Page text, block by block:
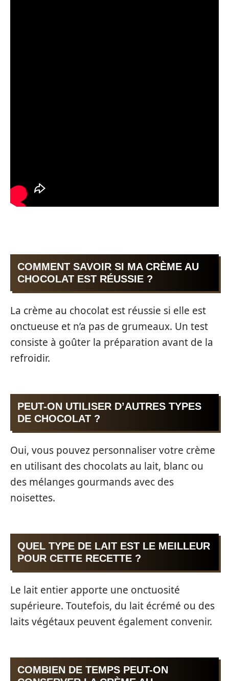
COMMENT SAVOIR SI MA CRÈME AU
CHOCOLAT EST RÉUSSIE ?
La crème au chocolat est réussie si elle est
onctueuse et n’a pas de grumeaux. Un test
consiste à goûter la préparation avant de la
refroidir.
PEUT-ON UTILISER D’AUTRES TYPES
DE CHOCOLAT ?
Oui, vous pouvez personnaliser votre crème
en utilisant des chocolats au lait, blanc ou
des mélanges gourmands avec des
noisettes.
QUEL TYPE DE LAIT EST LE MEILLEUR
POUR CETTE RECETTE ?
Le lait entier apporte une onctuosité
supérieure. Toutefois, du lait écrémé ou des
laits végétaux peuvent également convenir.
COMBIEN DE TEMPS PEUT-ON